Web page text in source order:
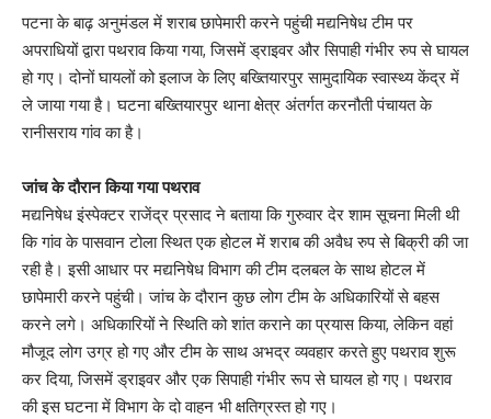
पटना के बाढ़ अनुमंडल में शराब छापेमारी करने पहुंची मद्यनिषेध टीम पर
अपराधियों द्वारा पथराव किया गया, जिसमें ड्राइवर और सिपाही गंभीर रुप से घायल
हो गए। दोनों घायलों को इलाज के लिए बख्तियारपुर सामुदायिक स्वास्थ्य केंद्र में
ले जाया गया है। घटना बख्तियारपुर थाना क्षेत्र अंतर्गत करनौती पंचायत के
रानीसराय गांव का है।
जांच के दौरान किया गया पथराव
मद्यनिषेध इंस्पेक्टर राजेंद्र प्रसाद ने बताया कि गुरुवार देर शाम सूचना मिली थी
कि गांव के पासवान टोला स्थित एक होटल में शराब की अवैध रुप से बिक्री की जा
रही है। इसी आधार पर मद्यनिषेध विभाग की टीम दलबल के साथ होटल में
छापेमारी करने पहुंची। जांच के दौरान कुछ लोग टीम के अधिकारियों से बहस
करने लगे। अधिकारियों ने स्थिति को शांत कराने का प्रयास किया, लेकिन वहां
मौजूद लोग उग्र हो गए और टीम के साथ अभद्र व्यवहार करते हुए पथराव शुरू
कर दिया, जिसमें ड्राइवर और एक सिपाही गंभीर रूप से घायल हो गए। पथराव
की इस घटना में विभाग के दो वाहन भी क्षतिग्रस्त हो गए।